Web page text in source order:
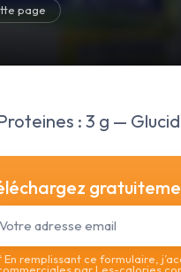
page
: 3 g —
En remplissant ce formulaire,